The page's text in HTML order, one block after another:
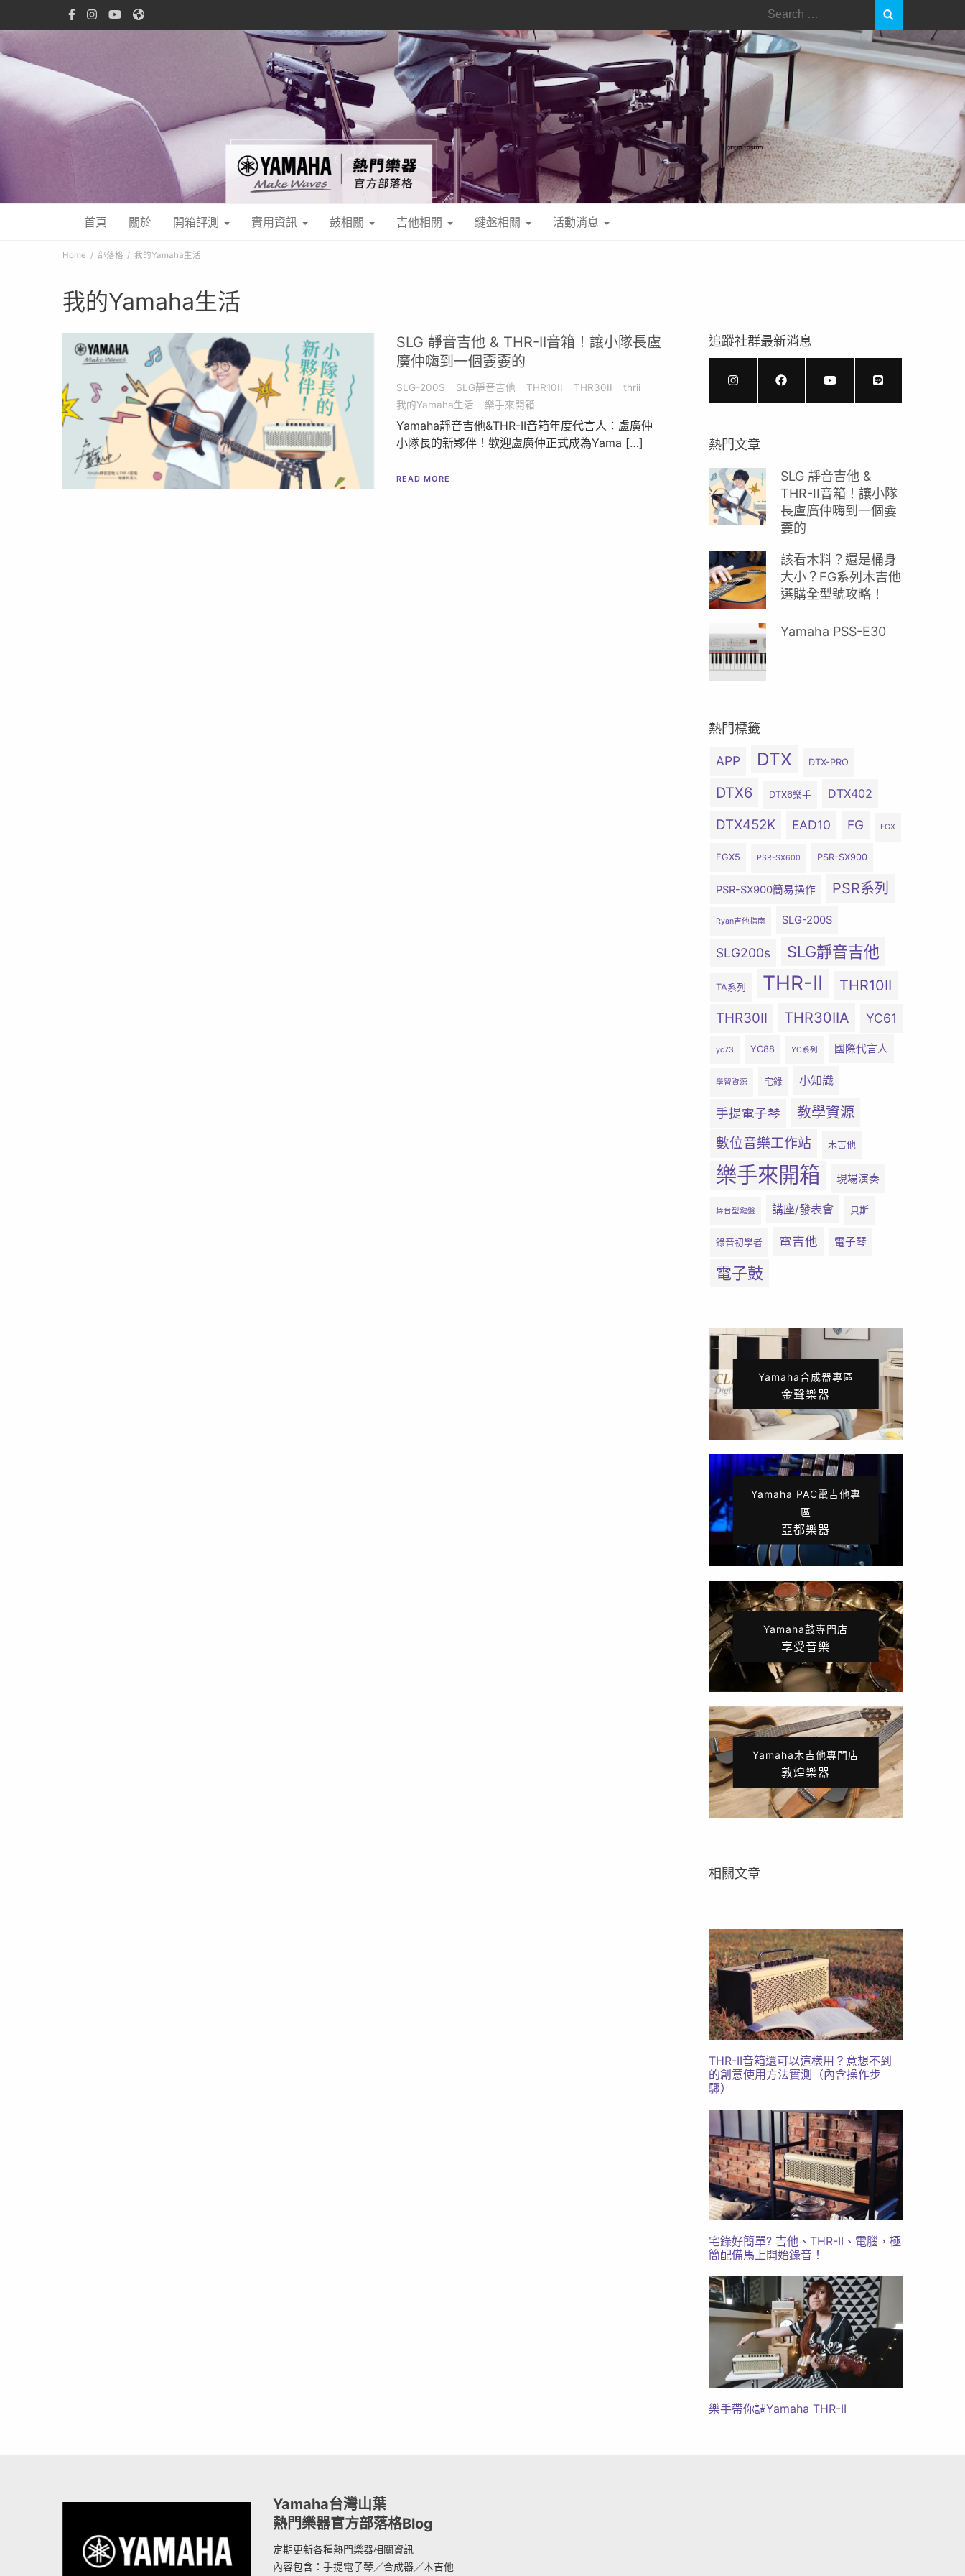
Search
首頁 關於 開箱評測 實用資訊 鼓相關 吉他相關 鍵盤相關 活動消息
Home 部落格 我的Yamaha生活
我的Yamaha生活
SLG 靜音吉他 & THR-II音箱！讓小隊長盧
廣仲嗨到一個嫑嫑的
SLG-200S SLG靜音吉他 THR10II THR30II
thrii
我的Yamaha生活
樂手來開箱
Yamaha靜音吉他&THR-II音箱年度代言人：盧廣仲
小隊長的新夥伴！歡迎盧廣仲正式成為Yama […]
READ MORE
追蹤社群最新消息
熱門文章
SLG 靜音吉他 &
THR-II音箱！讓小隊
長盧廣仲嗨到一個嫑
嫑的
該看木料？還是桶身
大小？FG系列木吉他
選購全型號攻略！
Yamaha PSS-E30
熱門標籤
APP DTX DTX-PRO
DTX6 DTX6樂手 DTX402
DTX452K EAD10 FG FGX
FGX5 PSR-SX600 PSR-SX900
PSR-SX900簡易操作 PSR系列
Ryan吉他指南 SLG-200S
SLG200s SLG靜音吉他
TA系列 THR-II THR10II
THR30II THR30IIA YC61
yc73 YC88 YC系列 國際代言人
學習資源 宅錄 小知識
手提電子琴 教學資源
數位音樂工作站 木吉他
樂手來開箱 現場演奏
舞台型鍵盤 講座/發表會 貝斯
錄音初學者 電吉他 電子琴
電子鼓
Yamaha合成器專區
金聲樂器
Yamaha PAC電吉他專
區
亞都樂器
Yamaha鼓專門店
享受音樂
Yamaha木吉他專門店
敦煌樂器
相關文章
THR-II音箱還可以這樣用？意想不到
的創意使用方法實測（內含操作步
驟）
宅錄好簡單? 吉他、THR-II、電腦，極
簡配備馬上開始錄音！
樂手帶你調Yamaha THR-II
Yamaha台灣山葉
熱門樂器官方部落格Blog
定期更新各種熱門樂器相關資訊
內容包含：手提電子琴／合成器／木吉他